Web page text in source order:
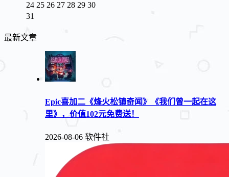
24 25 26 27 28 29 30
31
最新文章
Epic喜加二《烽火松镇奇闻》《我们曾一起在这
里》，价值102元免费送！
2026-08-06 软件社